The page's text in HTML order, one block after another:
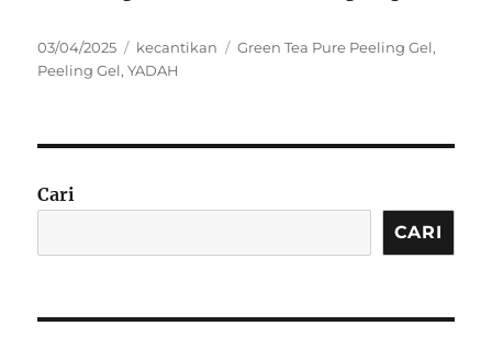
Posted
on
03/04/2025 Categories
kecantikan Tags
Green Tea Pure Peeling Gel,
Peeling Gel,YADAH
Cari
CARI